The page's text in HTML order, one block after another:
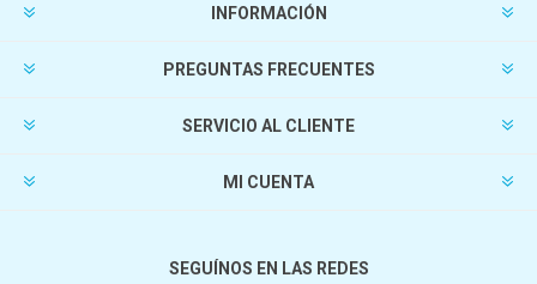
INFORMACIÓN
PREGUNTAS FRECUENTES
SERVICIO AL CLIENTE
MI CUENTA
SEGUÍNOS EN LAS REDES